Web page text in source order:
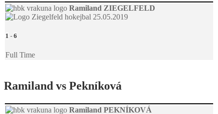
Ramiland ZIEGELFELD
25.05.2019
1 - 6
Full Time
Ramiland vs Pekníková
Ramiland PEKNÍKOVÁ